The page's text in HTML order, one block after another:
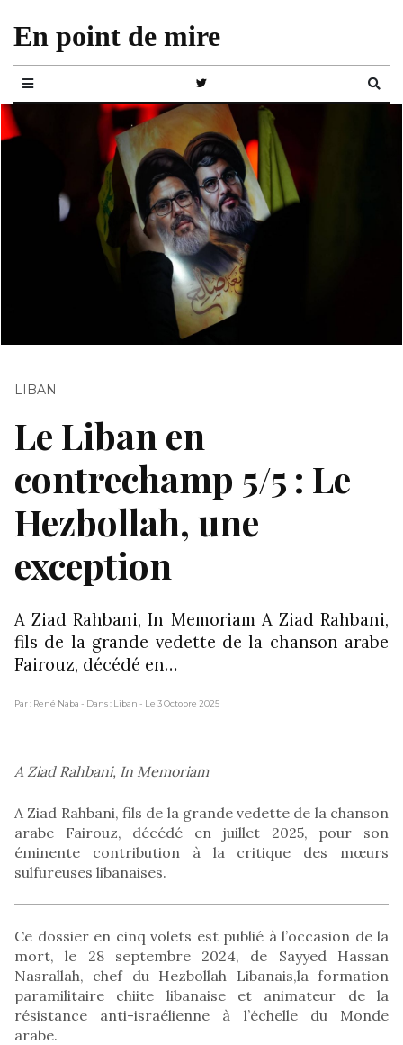
En point de mire
LIBAN
Le Liban en
contrechamp 5/5 : Le
Hezbollah, une
exception
A Ziad Rahbani, In Memoriam A Ziad Rahbani,
fils de la grande vedette de la chanson arabe
Fairouz, décédé en…
Par : René Naba - Dans : Liban - Le 3 Octobre 2025
A Ziad Rahbani, In Memoriam
A Ziad Rahbani, fils de la grande vedette de la chanson
arabe Fairouz, décédé en juillet 2025, pour son
éminente contribution à la critique des mœurs
sulfureuses libanaises.
Ce dossier en cinq volets est publié à l’occasion de la
mort, le 28 septembre 2024, de Sayyed Hassan
Nasrallah, chef du Hezbollah Libanais,la formation
paramilitaire chiite libanaise et animateur de la
résistance anti-israélienne à l’échelle du Monde
arabe.